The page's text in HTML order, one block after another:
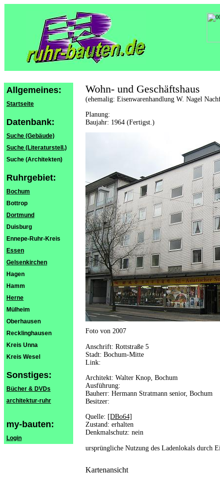
Allgemeines:
Startseite
Datenbank:
Suche (Gebäude)
Suche (Literaturstell.)
Suche (Architekten)
Ruhrgebiet:
Bochum
Bottrop
Dortmund
Duisburg
Ennepe-Ruhr-Kreis
Essen
Gelsenkirchen
Hagen
Hamm
Herne
Mülheim
Oberhausen
Recklinghausen
Kreis Unna
Kreis Wesel
Sonstiges:
Bücher & DVDs
architektur-ruhr
my-bauten:
Login
Wohn- und Geschäftshaus
(ehemalig: Eisenwarenhandlung W. Nagel
Planung:
Baujahr: 1964 (Fertigst.)
Foto von 2007
Anschrift: Rottstraße 5
Stadt: Bochum-Mitte
Link:
Architekt: Walter Knop, Bochum
Ausführung:
Bauherr: Hermann Stratmann senior, Bochum
Besitzer:
Quelle: [DBo64]
Zustand: erhalten
Denkmalschutz: nein
ursprüngliche Nutzung des Ladenlokals durch
Kartenansicht